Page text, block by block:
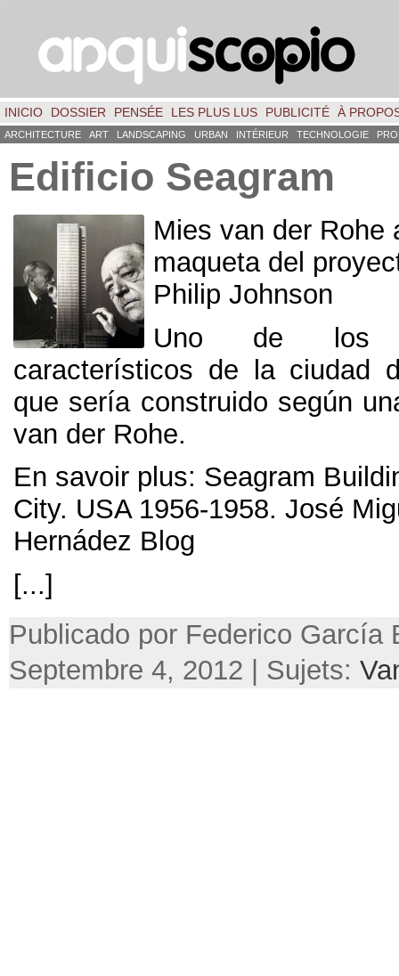
INICIO DOSSIER PENSÉE LES PLUS LUS PUBLICITÉ À
ARCHITECTURE ART LANDSCAPING URBAN INTÉRIEUR TECHNOLOGIE
Edificio Seagram
Mies van der Rohe
maqueta del
Philip Johnson
Uno de los
característicos de la ciudad
que sería construido según
van der Rohe.
En savoir plus: Seagram
City. USA1956-1958. José
Hernádez Blog
[...]
Publicado por Federico García
Septembre 4, 2012 | Sujets: